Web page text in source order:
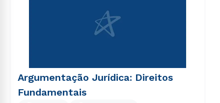
Argumentação Jurídica: Direitos
Fundamentais